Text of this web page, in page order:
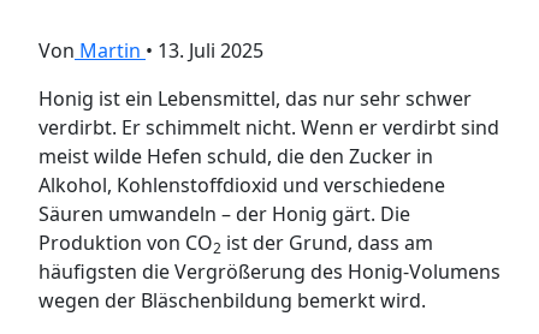
Von Martin • 13. Juli 2025
Honig ist ein Lebensmittel, das nur sehr schwer
verdirbt. Er schimmelt nicht. Wenn er verdirbt sind
meist wilde Hefen schuld, die den Zucker in
Alkohol, Kohlenstoffdioxid und verschiedene
Säuren umwandeln – der Honig gärt. Die
Produktion von CO2 ist der Grund, dass am
häufigsten die Vergrößerung des Honig-Volumens
wegen der Bläschenbildung bemerkt wird.